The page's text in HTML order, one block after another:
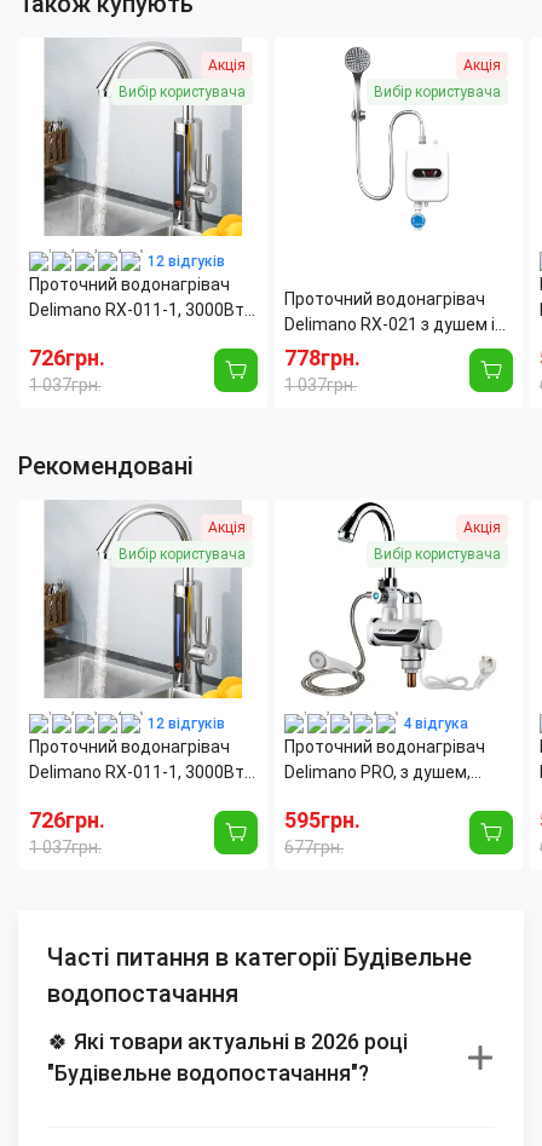
Акція
Вибір користувача
12 відгуків
Проточний водонагрівач
Delimano RX-011-1, 3000Вт,
градусів
726грн.
1 037грн.
Акція
Вибір користувача
Проточний водонагрівач
Delimano RX-021 з душем і
екраном, 3500 Вт, LCD
дисплей, нагрівання за 3
секунди
778грн.
1 037грн.
Рекомендовані
Акція
Вибір користувача
12 відгуків
Проточний водонагрівач
Delimano RX-011-1, 3000Вт,
градусів
726грн.
1 037грн.
Акція
Вибір користувача
4 відгука
Проточний водонагрівач
Delimano PRO, з душем,
води, 3 кВт
595грн.
677грн.
Часті питання в категорії Будівельне
водопостачання
🍀 Які товари актуальні в 2026 році
"Будівельне водопостачання"?